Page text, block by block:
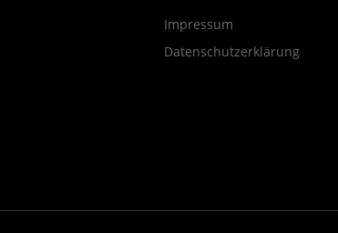
Impressum
Datenschutzerklärung